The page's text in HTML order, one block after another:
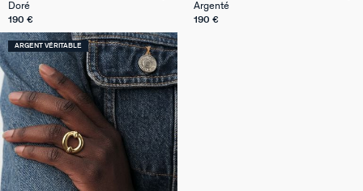
Doré
190 €
Argenté
190 €
ARGENT VÉRITABLE